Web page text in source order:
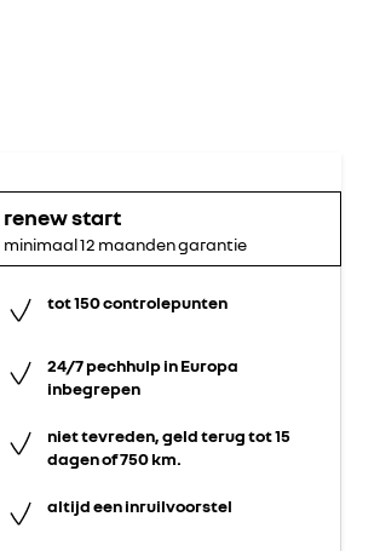
renew start
minimaal 12 maanden garantie
tot 150 controlepunten
24/7 pechhulp in Europa
inbegrepen
niet tevreden, geld terug tot 15
dagen of 750 km.
altijd een inruilvoorstel